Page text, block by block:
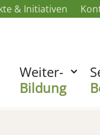
& Initiativen
Weiter-
Bildung